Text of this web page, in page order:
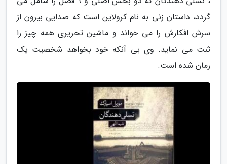
گردد، داستان زنی به نام کرولاین است که صدایی بیرون از
سرش افکارش را می خواند و ماشین تحریری همه چیز را
ثبت می نماید. وی بی آنکه خود بخواهد شخصیت یک
رمان شده است.